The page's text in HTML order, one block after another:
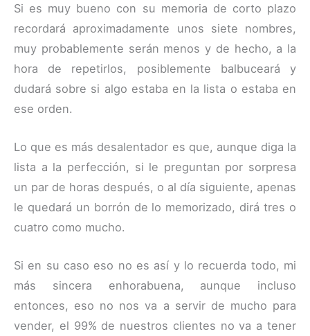
Si es muy bueno con su memoria de corto plazo
recordará aproximadamente unos siete nombres,
muy probablemente serán menos y de hecho, a la
hora de repetirlos, posiblemente balbuceará y
dudará sobre si algo estaba en la lista o estaba en
ese orden.
Lo que es más desalentador es que, aunque diga la
lista a la perfección, si le preguntan por sorpresa
un par de horas después, o al día siguiente, apenas
le quedará un borrón de lo memorizado, dirá tres o
cuatro como mucho.
Si en su caso eso no es así y lo recuerda todo, mi
más sincera enhorabuena, aunque incluso
entonces, eso no nos va a servir de mucho para
vender, el 99% de nuestros clientes no va a tener